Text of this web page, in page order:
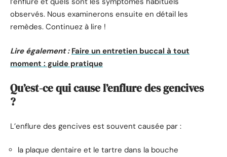
observés. Nous examinerons ensuite en détail les
remèdes. Continuez à lire !
Lire également : Faire un entretien buccal à tout
moment : guide pratique
Qu’est-ce qui cause l’enflure des gencives
?
L’enflure des gencives est souvent causée par :
la plaque dentaire et le tartre dans la bouche